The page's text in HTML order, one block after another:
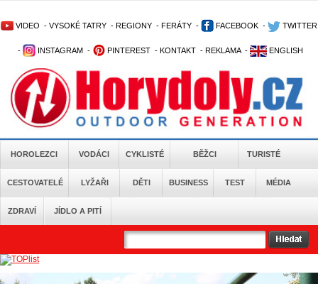
VIDEO - VYSOKÉ TATRY - REGIONY - FERÁTY - FACEBOOK - TWITTER
- INSTAGRAM - PINTEREST - KONTAKT - REKLAMA - ENGLISH
HOROLEZCI VODÁCI CYKLISTÉ BĚŽCI TURISTÉ
CESTOVATELÉ LYŽAŘI DĚTI BUSINESS TEST MÉDIA
ZDRAVÍ JÍDLO A PITÍ